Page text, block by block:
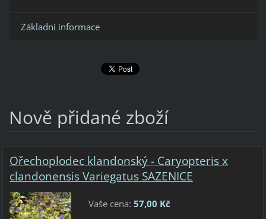
Základní informace
Nově přidané zboží
Ořechoplodec klandonský - Caryopteris x
clandonensis Variegatus SAZENICE
Vaše cena: 57,00 Kč